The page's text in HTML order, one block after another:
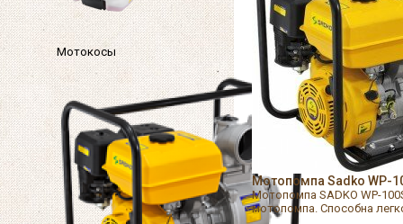
Мотокосы
Мотопомпа Sadko WP-
Мотопомпа SADKO WP-
мотопомпа. Способна